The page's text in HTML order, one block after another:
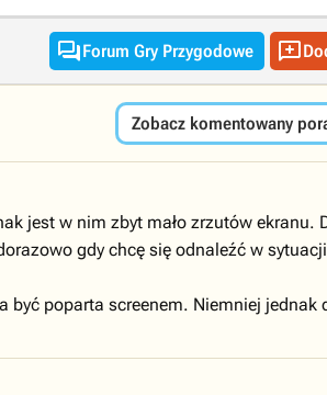
Forum Gry Przygodowe 
Zobacz komentowany
jest w nim zbyt mało zrzutów
gdy chcę się odnaleźć w
być poparta screenem. Niemniej jednak